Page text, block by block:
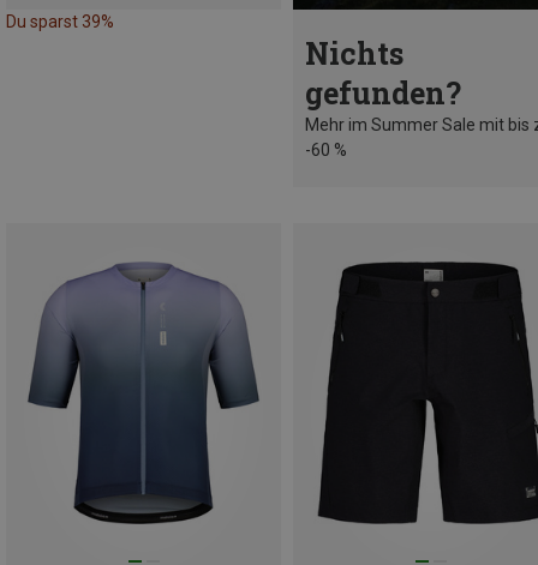
Du sparst 39%
Nichts
gefunden?
Mehr im Summer Sale mit bis
-60 %